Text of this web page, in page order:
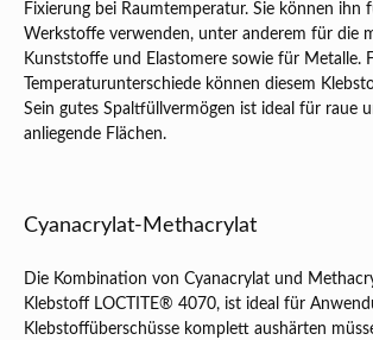
Fixierung bei Raumtemperatur. Sie können ihn
Werkstoffe verwenden, unter anderem für die
Kunststoffe und Elastomere sowie für Metalle.
Temperaturunterschiede können diesem
Sein gutes Spaltfüllvermögen ist ideal für raue
anliegende Flächen.
Cyanacrylat-Methacrylat
Die Kombination von Cyanacrylat und
Klebstoff LOCTITE® 4070, ist ideal für
Klebstoffüberschüsse komplett aushärten